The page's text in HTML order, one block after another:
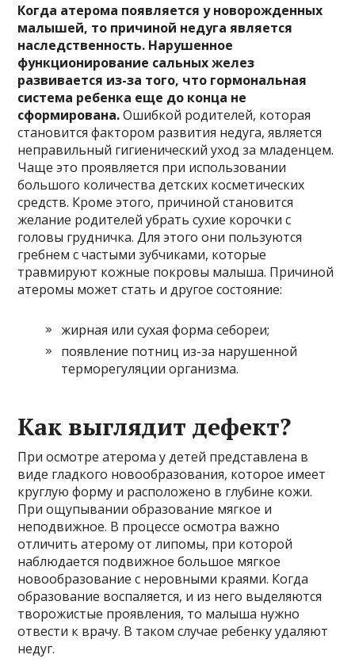
Когда атерома появляется у новорожденных
малышей, то причиной недуга является
наследственность. Нарушенное
функционирование сальных желез
развивается из-за того, что гормональная
система ребенка еще до конца не
сформирована.Ошибкой родителей, которая
становится фактором развития недуга, является
неправильный гигиенический уход за младенцем.
Чаще это проявляется при использовании
большого количества детских косметических
средств. Кроме этого, причиной становится
желание родителей убрать сухие корочки с
головы грудничка. Для этого они пользуются
гребнем с частыми зубчиками, которые
травмируют кожные покровы малыша. Причиной
атеромы может стать и другое состояние:
жирная или сухая форма себореи;
появление потниц из-за нарушенной
терморегуляции организма.
Как выглядит дефект?
При осмотре атерома у детей представлена в
виде гладкого новообразования, которое имеет
круглую форму и расположено в глубине кожи.
При ощупывании образование мягкое и
неподвижное. В процессе осмотра важно
отличить атерому от липомы, при которой
наблюдается подвижное большое мягкое
новообразование с неровными краями. Когда
образование воспаляется, и из него выделяются
творожистые проявления, то малыша нужно
отвести к врачу. В таком случае ребенку удаляют
недуг.